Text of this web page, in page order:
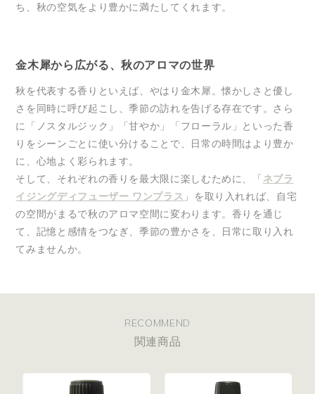
ち、秋の空気をより豊かに満たしてくれます。
金木犀から広がる、秋のアロマの世界
秋を代表する香りといえば、やはり金木犀。懐かしさと優し
さを同時に呼び起こし、季節の訪れを告げる存在です。さら
に「ノスタルジック」「甘やか」「フローラル」といった香
りをシーンごとに使い分けることで、日常の時間はより豊か
に、心地よく彩られます。
そして、それぞれの香りを最大限に楽しむために、「 ネブラ
イジングディフューザー ワンプラス 」を取り入れれば、自宅
の空間がまるで秋のアロマ空間に変わります。香りを通じ
て、記憶と感情をつなぎ、季節の豊かさを、日常に取り入れ
てみませんか。
RECOMMEND
関連商品